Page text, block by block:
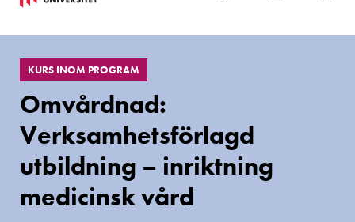
EduSinglePage
KURS INOM PROGRAM
Omvårdnad:
Verksamhetsförlagd
utbildning – inriktning
medicinsk vård